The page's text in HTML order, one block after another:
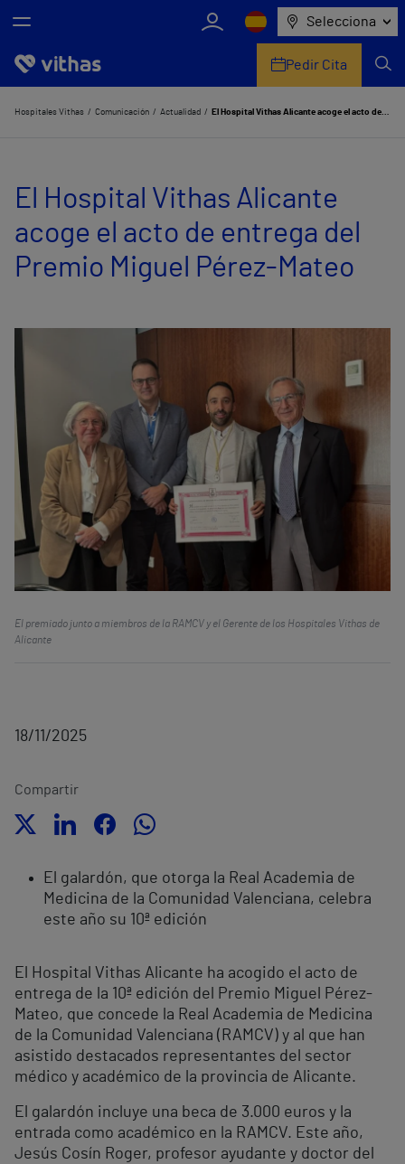
Selecciona
Nosotros
Servicios de salud
Equipo médico y asistencial
Comunicación
Pedir Cita
Hospitales Vithas Comunicación Actualidad El Hospital Vithas Alicante acoge el acto de entrega del Premio Miguel Pérez-Mateo
El Hospital Vithas Alicante
acoge el acto de entrega del
Premio Miguel Pérez-Mateo
El premiado junto a miembros de la RAMCV y el Gerente de los Hospitales Vithas de
Alicante
18/11/2025
Compartir
El galardón, que otorga la Real Academia de
Medicina de la Comunidad Valenciana, celebra
este año su 10ª edición
El Hospital Vithas Alicante ha acogido el acto de
entrega de la 10ª edición del Premio Miguel Pérez-
Mateo, que concede la Real Academia de Medicina
de la Comunidad Valenciana (RAMCV) y al que han
asistido destacados representantes del sector
médico y académico de la provincia de Alicante.
El galardón incluye una beca de 3.000 euros y la
entrada como académico en la RAMCV. Este año,
Jesús Cosín Roger, profesor ayudante y doctor del